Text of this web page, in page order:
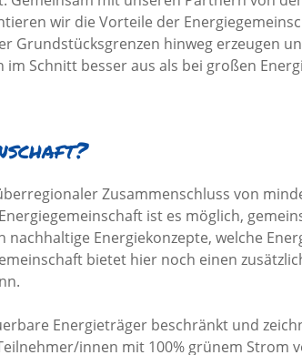
wir die Vorteile der
Grundstücksgrenzen hinweg erzeugen
Schnitt besser aus als bei großen
Zusammenschluss von
ist es möglich,
Energiekonzepte, welche
bietet hier noch einen
Energieträger beschränkt und
innen mit 100% grünem Strom